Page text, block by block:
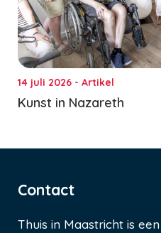
14 juli 2026 - Artikel
Kunst in Nazareth
Contact
Thuis in Maastricht is